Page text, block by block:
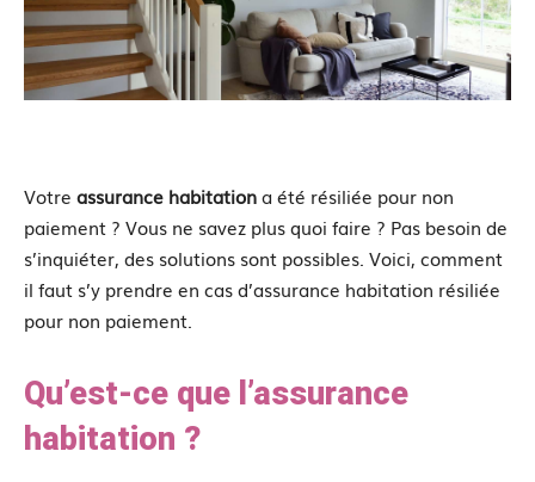
Votre assurance habitationa été résiliée pour non
paiement ? Vous ne savez plus quoi faire ? Pas besoin de
s’inquiéter, des solutions sont possibles. Voici, comment
il faut s’y prendre en cas d’assurance habitation résiliée
pour non paiement.
Qu’est-ce que l’assurance
habitation ?